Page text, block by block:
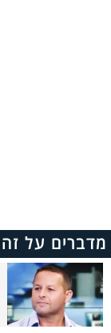
מדברים על זה